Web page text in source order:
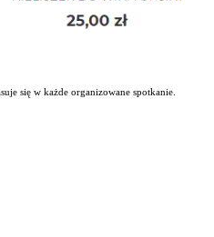
się w każde organizowane spotkanie.